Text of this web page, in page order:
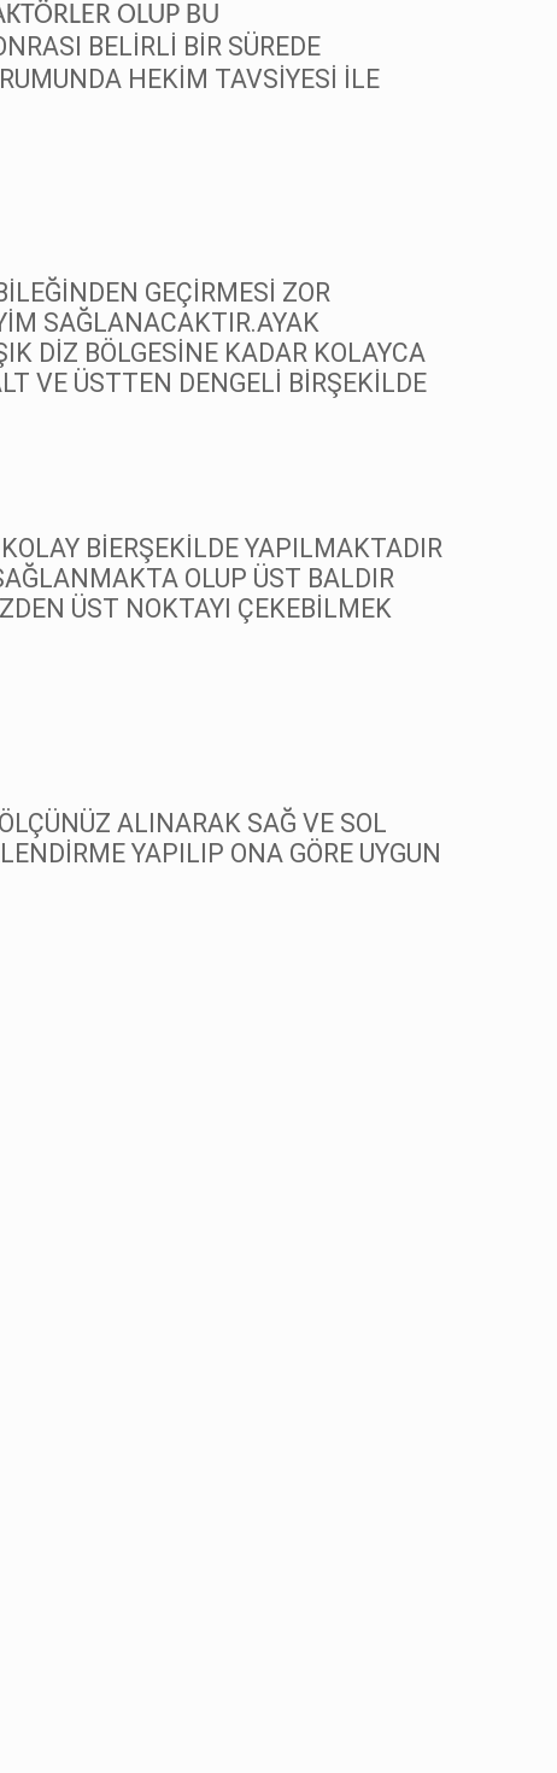
OLUP BU
BELİRLİ BİR SÜREDE
HEKİM TAVSİYESİ İLE
GEÇİRMESİ ZOR
SAĞLANACAKTIR.AYAK
DİZ BÖLGESİNE KADAR KOLAYCA
VE ÜSTTEN DENGELİ BİRŞEKİLDE
BİERŞEKİLDE YAPILMAKTADIR
OLUP ÜST BALDIR
ÜST NOKTAYI ÇEKEBİLMEK
ALINARAK SAĞ VE SOL
YAPILIP ONA GÖRE UYGUN